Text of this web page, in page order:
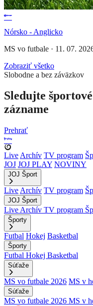
Nórsko - Anglicko
MS vo futbale · 11. 07.
Zobraziť všetko
Slobodne a bez záväzkov
Sledujte
zázname
Prehrať
Live Archív TV program
JOJ JOJ PLAY NOVINY
JOJ Šport
Live Archív TV program
JOJ Šport
Live Archív TV program
Športy
Futbal Hokej Basketbal
Športy
Futbal Hokej Basketbal
Súťaže
MS vo futbale 2026 MS v
Súťaže
MS vo futbale 2026 MS v